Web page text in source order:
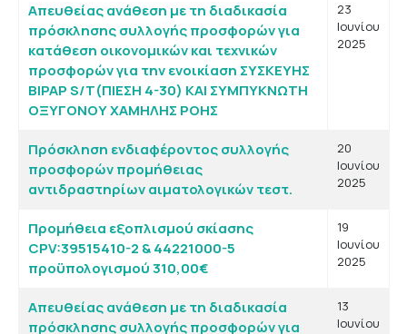
Απευθείας ανάθεση με τη διαδικασία
πρόσκλησης συλλογής προσφορών για
κατάθεση οικονομικών και τεχνικών
προσφορών για την ενοικίαση ΣΥΣΚΕΥΗΣ
BIPAP S/T(ΠΙΕΣΗ 4-30) KAI ΣΥΜΠΥΚΝΩΤΗ
ΟΞΥΓΟΝΟΥ ΧΑΜΗΛΗΣ ΡΟΗΣ
23
Ιουνίου
2025
Πρόσκληση ενδιαφέροντος συλλογής
προσφορών προμήθειας
αντιδραστηρίων αιματολογικών τεστ.
20
Ιουνίου
2025
Προμήθεια εξοπλισμού σκίασης
CPV:39515410-2 & 44221000-5
προϋπολογισμού 310,00€
19
Ιουνίου
2025
Απευθείας ανάθεση με τη διαδικασία
πρόσκλησης συλλογής προσφορών για
13
Ιουνίου